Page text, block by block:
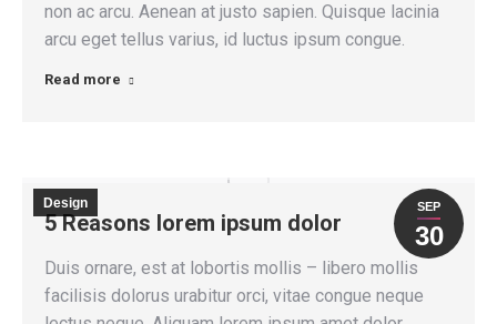
non ac arcu. Aenean at justo sapien. Quisque lacinia
arcu eget tellus varius, id luctus ipsum congue.
Read more
SEP
30
Design
5 Reasons lorem ipsum dolor
Duis ornare, est at lobortis mollis – libero mollis
facilisis dolorus urabitur orci, vitae congue neque